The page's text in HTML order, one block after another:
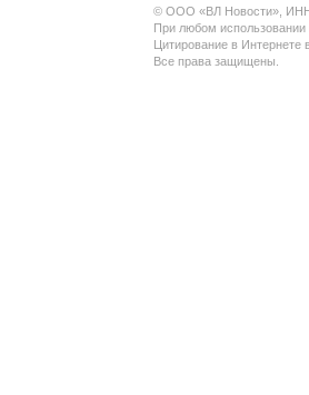
© ООО «ВЛ Новости», ИНН
При любом использовании
Цитирование в Интернете
Все права защищены.